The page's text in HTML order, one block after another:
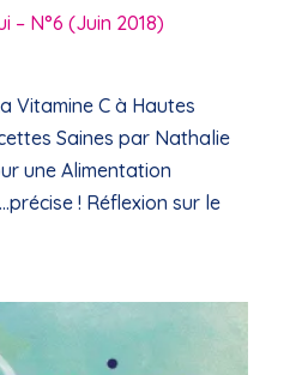
– N°6 (Juin 2018)
Vitamine C à Hautes
Saines par Nathalie
une Alimentation
! Réflexion sur le